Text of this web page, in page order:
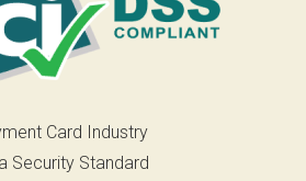
Card Industry
Security Standard